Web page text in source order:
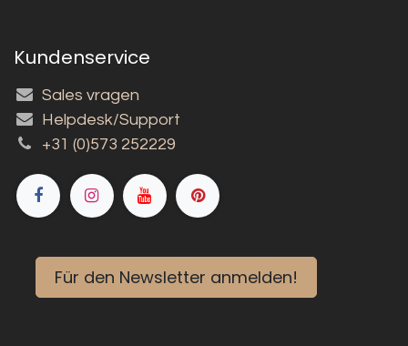
Kundenservice
Sales vragen
Helpdesk/Support
+31 (0)573 252229
Für den Newsletter anmelden!